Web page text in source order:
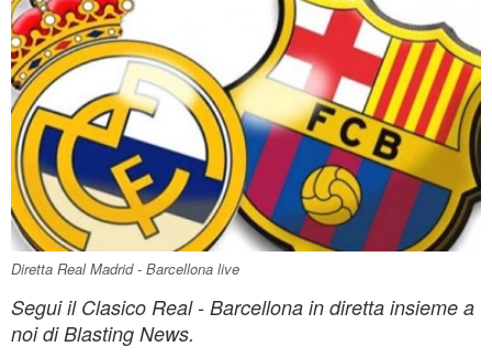
Diretta Real Madrid - Barcellona live
Segui il Clasico Real - Barcellona in diretta insieme a
noi di Blasting News.